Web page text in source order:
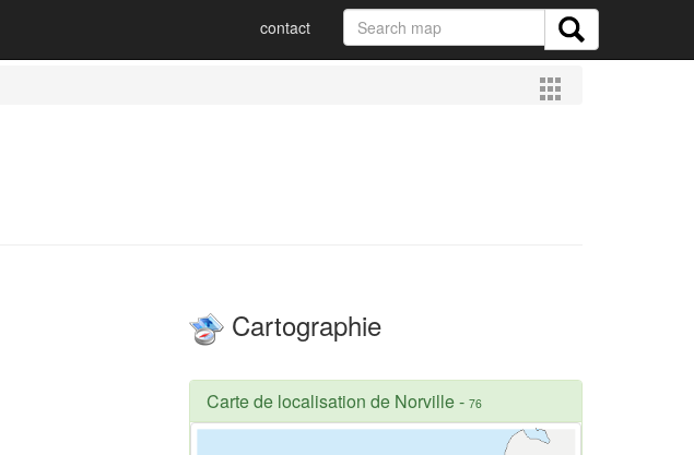
contact
Cartographie
Carte de localisation de Norville- 76